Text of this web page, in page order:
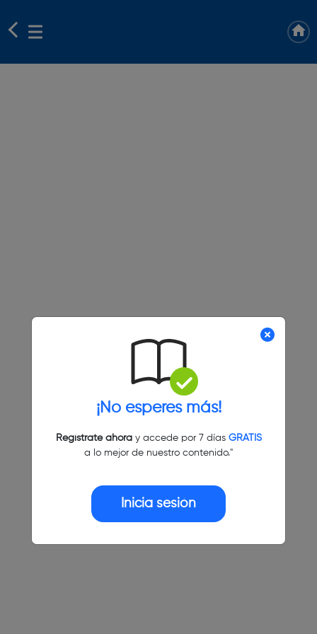
¡No esperes más!
Regístrate ahoray accede por 7 días GRATIS
a lo mejor de nuestro contenido."
Inicia sesión